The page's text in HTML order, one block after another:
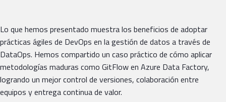
Lo que hemos presentado muestra los beneficios de adoptar
prácticas ágiles de DevOps en la gestión de datos a través de
DataOps. Hemos compartido un caso práctico de cómo aplicar
metodologías maduras como GitFlow en Azure Data Factory,
logrando un mejor control de versiones, colaboración entre
equipos y entrega continua de valor.